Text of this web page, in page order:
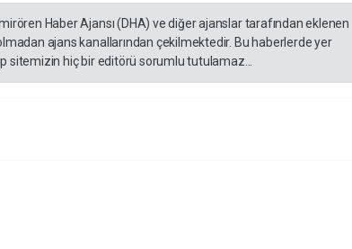
Haber Ajansı (DHA) ve diğer ajanslar tarafından eklenen
ajans kanallarından çekilmektedir. Bu haberlerde yer
sitemizin hiç bir editörü sorumlu tutulamaz...